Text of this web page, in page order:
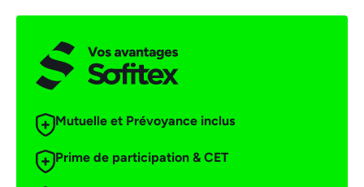
Mutuelle et Prévoyance inclus
Prime de participation & CET